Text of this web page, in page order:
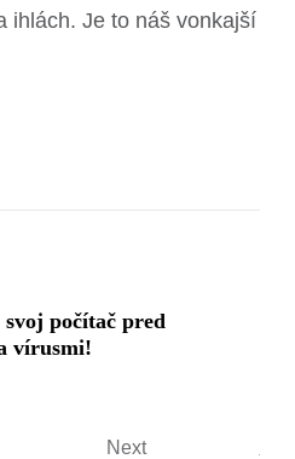
ihlách. Je to náš vonkajší
počítač pred
vírusmi!
Next